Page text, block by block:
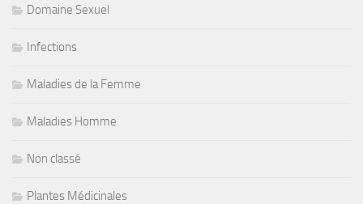
Domaine Sexuel
Infections
Maladies de la Femme
Maladies Homme
Non classé
Plantes Médicinales